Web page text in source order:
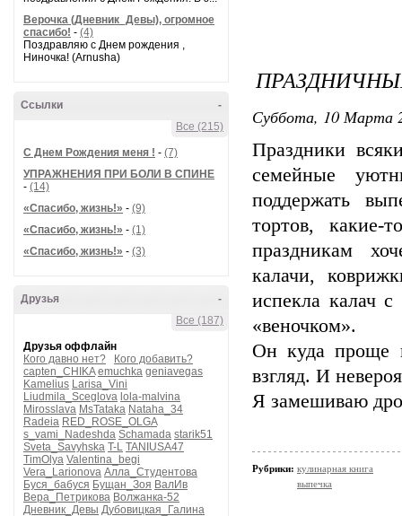
Верочка (Дневник_Девы), огромное
спасибо! - (4)
Поздравляю с Днем рождения ,
Ниночка! (Arnusha)
-
Ссылки
Все (215)
С Днем Рождения меня ! - (7)
УПРАЖНЕНИЯ ПРИ БОЛИ В СПИНЕ
- (14)
«Спасибо, жизнь!» - (9)
«Спасибо, жизнь!» - (1)
«Спасибо, жизнь!» - (3)
-
Друзья
Все (187)
Друзья оффлайн
Кого давно нет?
Кого добавить?
capten_CHIKA emuchka geniavegas
Kamelius Larisa_Vini
Liudmila_Sceglova lola-malvina
Mirosslava MsTataka Nataha_34
Radeia RED_ROSE_OLGA
s_vami_Nadeshda Schamada starik51
Sveta_Savyhska T-L TANIUSA47
TimOlya Valentina_begi
Vera_Larionova Алла_Студентова
Буся_бабуся Бущан_Зоя ВалИв
Вера_Петрикова Волжанка-52
Дневник_Девы Дубовицкая_Галина
Суббота, 10 Марта
Праздники
семейные
поддержать
тортов,
праздникам
калачи,
испекла калач
«веночком».
Он куда проще
взгляд. И
Я замешиваю
Рубрики: кулинарная книга
выпечка